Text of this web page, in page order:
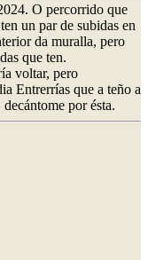
O percorrido que
un par de subidas en
da muralla, pero
que ten.
voltar, pero
Entrerrías que a teño a
por ésta.